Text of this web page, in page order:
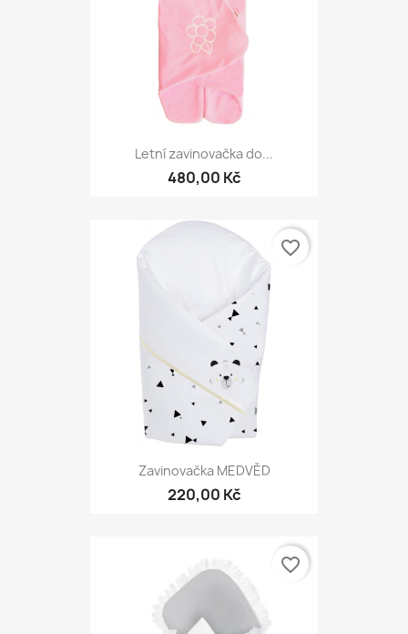
Letní zavinovačka do...
480,00 Kč
Zavinovačka MEDVĚD
220,00 Kč
favorite_border
favorite_border